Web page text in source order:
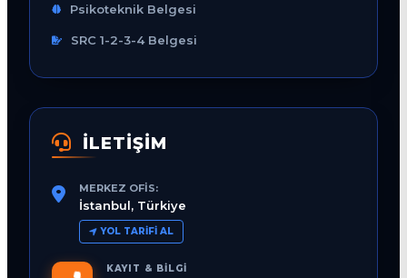
Psikoteknik Belgesi
SRC 1-2-3-4 Belgesi
İLETİŞİM
MERKEZ OFIS:
İstanbul, Türkiye
YOL TARIFI AL
KAYIT & BILGI